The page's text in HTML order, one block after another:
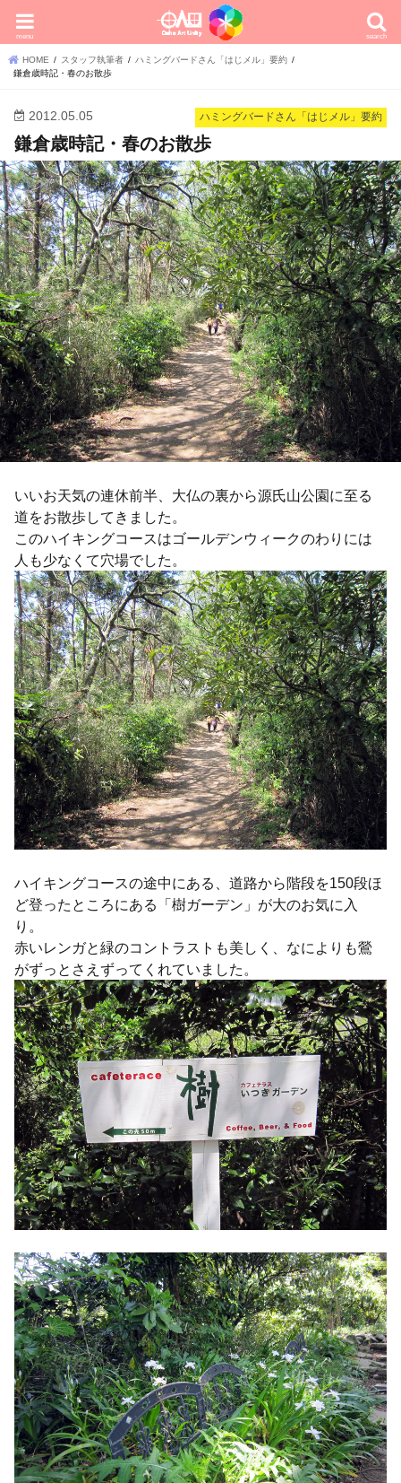
search
menu
HOME スタッフ執筆者
ハミングバードさん「はじメル」要約
鎌倉歳時記・春のお散歩
ハミングバードさん「はじメル」要約
2012.05.05
鎌倉歳時記・春のお散歩
いいお天気の連休前半、大仏の裏から源氏山公園に至る
道をお散歩してきました。
このハイキングコースはゴールデンウィークのわりには
人も少なくて穴場でした。
ハイキングコースの途中にある、道路から階段を150段ほ
ど登ったところにある「樹ガーデン」が大のお気に入
り。
赤いレンガと緑のコントラストも美しく、なによりも鶯
がずっとさえずってくれていました。